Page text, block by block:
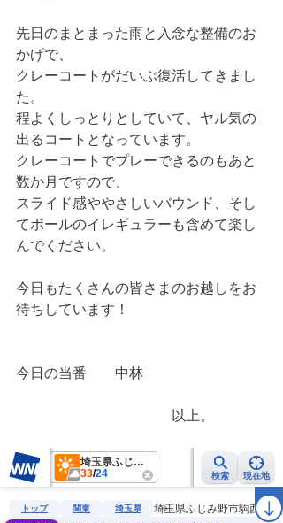
先日のまとまった雨と入念な整備のお
かげで、
クレーコートがだいぶ復活してきまし
た。
程よくしっとりとしていて、ヤル気の
出るコートとなっています。
クレーコートでプレーできるのもあと
数か月ですので、
スライド感ややさしいバウンド、そし
てボールのイレギュラーも含めて楽し
んでください。
今日もたくさんの皆さまのお越しをお
待ちしています！
今日の当番　　中林
以上。